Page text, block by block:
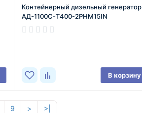
Контейнерный дизельный генератор
АД-1100С-Т400-2РНМ15IN
В корзину
9 > >|